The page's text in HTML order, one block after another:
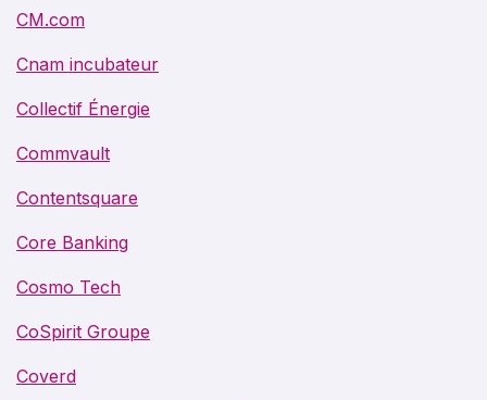
CM.com
Cnam incubateur
Collectif Énergie
Commvault
Contentsquare
Core Banking
Cosmo Tech
CoSpirit Groupe
Coverd